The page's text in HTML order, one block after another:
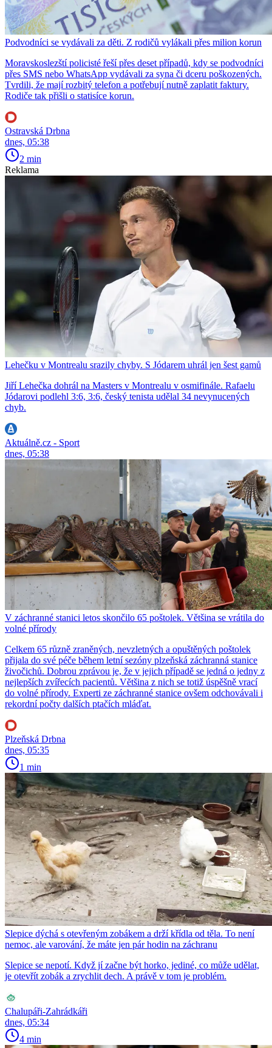
Podvodníci se vydávali za děti. Z rodičů vylákali přes milion korun
Moravskoslezští policisté řeší přes deset případů, kdy se podvodníci
přes SMS nebo WhatsApp vydávali za syna či dceru poškozených.
Tvrdili, že mají rozbitý telefon a potřebují nutně zaplatit faktury.
Rodiče tak přišli o statisíce korun.
Ostravská Drbna
dnes, 05:38
2 min
Reklama
Lehečku v Montrealu srazily chyby. S Jódarem uhrál jen šest gamů
Jiří Lehečka dohrál na Masters v Montrealu v osmifinále. Rafaelu
Jódarovi podlehl 3:6, 3:6, český tenista udělal 34 nevynucených
chyb.
Aktuálně.cz - Sport
dnes, 05:38
V záchranné stanici letos skončilo 65 poštolek. Většina se vrátila do
volné přírody
Celkem 65 různě zraněných, nevzletných a opuštěných poštolek
přijala do své péče během letní sezóny plzeňská záchranná stanice
živočichů. Dobrou zprávou je, že v jejich případě se jedná o jedny z
nejlepších zvířecích pacientů. Většina z nich se totiž úspěšně vrací
do volné přírody. Experti ze záchranné stanice ovšem odchovávali i
rekordní počty dalších ptačích mláďat.
Plzeňská Drbna
dnes, 05:35
1 min
Slepice dýchá s otevřeným zobákem a drží křídla od těla. To není
nemoc, ale varování, že máte jen pár hodin na záchranu
Slepice se nepotí. Když jí začne být horko, jediné, co může udělat,
je otevřít zobák a zrychlit dech. A právě v tom je problém.
Chalupáři-Zahrádkáři
dnes, 05:34
4 min